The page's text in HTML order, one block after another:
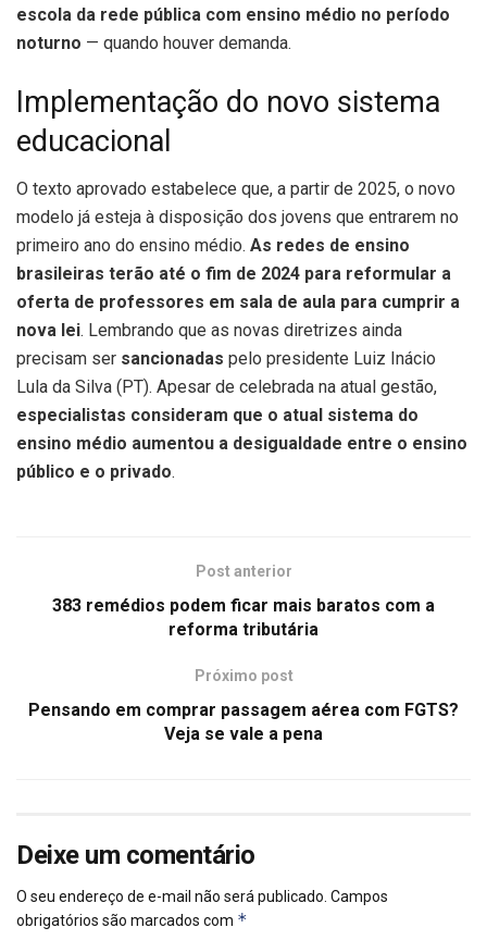
escola da rede pública com ensino médio no período
noturno — quando houver demanda.
Implementação do novo sistema
educacional
O texto aprovado estabelece que, a partir de 2025, o novo
modelo já esteja à disposição dos jovens que entrarem no
primeiro ano do ensino médio. As redes de ensino
brasileiras terão até o fim de 2024 para reformular a
oferta de professores em sala de aula para cumprir a
nova lei. Lembrando que as novas diretrizes ainda
precisam ser sancionadas pelo presidente Luiz Inácio
Lula da Silva (PT). Apesar de celebrada na atual gestão,
especialistas consideram que o atual sistema do
ensino médio aumentou a desigualdade entre o ensino
público e o privado.
Post anterior
383 remédios podem ficar mais baratos com a
reforma tributária
Próximo post
Pensando em comprar passagem aérea com FGTS?
Veja se vale a pena
Deixe um comentário
O seu endereço de e-mail não será publicado. Campos
obrigatórios são marcados com *